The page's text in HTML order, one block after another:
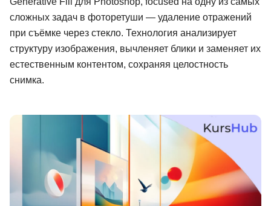
сложных задач в фоторетуши — удаление отражений
при съёмке через стекло. Технология анализирует
структуру изображения, вычленяет блики и заменяет их
естественным контентом, сохраняя целостность
снимка.
Маркетинг
Дизайн
Аналитика
Иностранные языки
Детям